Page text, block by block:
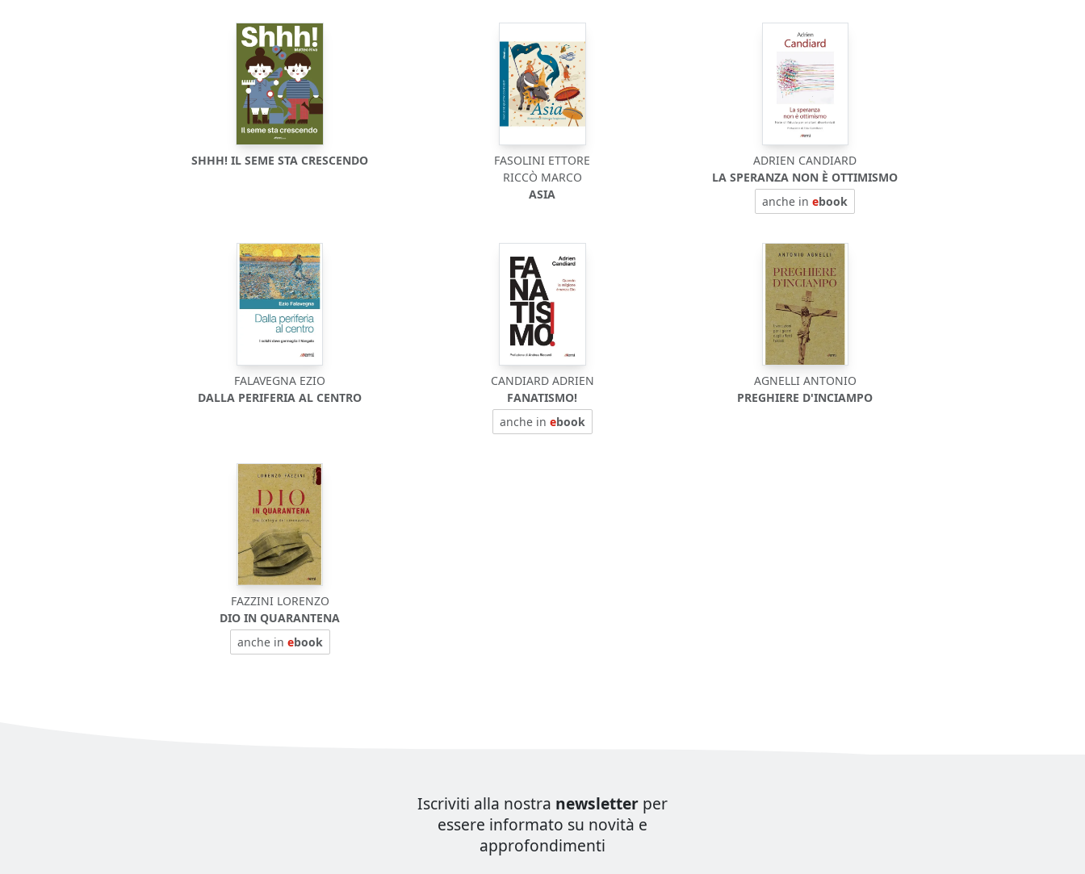
SHHH! IL SEME STA CRESCENDO
FASOLINI ETTORE
RICCÒ MARCO
ASIA
ADRIEN CANDIARD
LA SPERANZA NON È OTTIMISMO
anche inebook
FALAVEGNA EZIO
DALLA PERIFERIA AL CENTRO
CANDIARD ADRIEN
FANATISMO!
anche in ebook
AGNELLI ANTONIO
PREGHIERE D'INCIAMPO
FAZZINI LORENZO
DIO IN QUARANTENA
anche in ebook
Iscriviti alla nostra newsletter per
essere informato su novità e
approfondimenti